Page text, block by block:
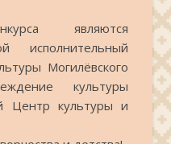
являются
исполнительный
Могилёвского
культуры
Центр культуры и